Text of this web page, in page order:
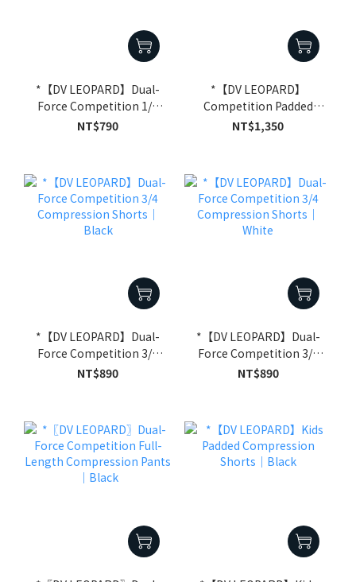
*【DV LEOPARD】Dual-
Force Competition 1/2
Compression Shorts｜
NT$790
*【DV LEOPARD】
Competition Padded
Compression Shorts｜
NT$1,350
*【DV LEOPARD】Dual-
Force Competition 3/4
Compression Shorts｜
NT$890
*【DV LEOPARD】Dual-
Force Competition 3/4
Compression Shorts｜
NT$890